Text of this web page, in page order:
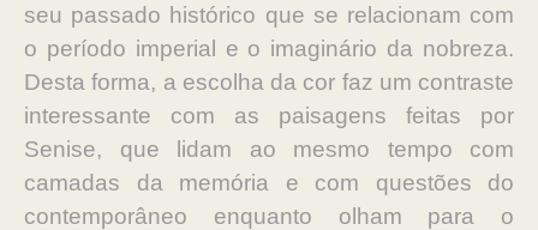
seu passado histórico que se relacionam com
o período imperial e o imaginário da nobreza.
Desta forma, a escolha da cor faz um contraste
interessante com as paisagens feitas por
Senise, que lidam ao mesmo tempo com
camadas da memória e com questões do
contemporâneo enquanto olham para o